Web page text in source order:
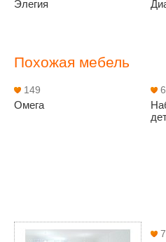
Элегия
Похожая мебель
149
Омега